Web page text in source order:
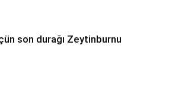
son durağı Zeytinburnu